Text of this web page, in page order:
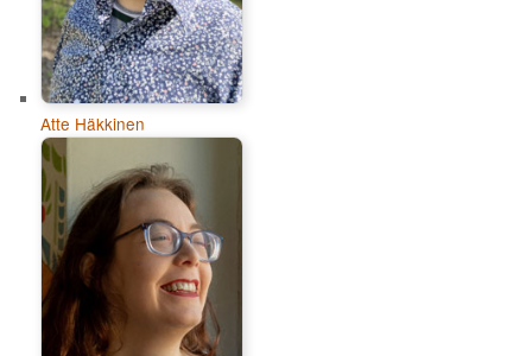
Atte Häkkinen